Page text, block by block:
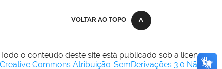
VOLTAR AO TOPO
Todo o conteúdo deste site está publicado sob a licença
Creative Commons Atribuição-SemDerivações 3.0 Não